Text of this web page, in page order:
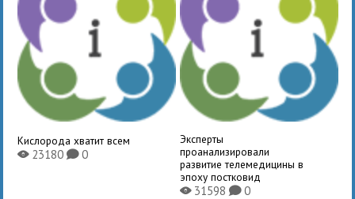
Кислорода хватит всем
X23180K0
Эксперты
проанализировали
развитие телемедицины в
эпоху постковид
X31598 K0